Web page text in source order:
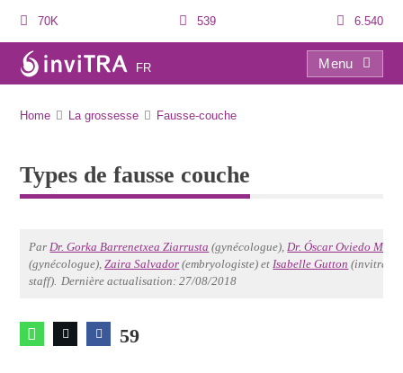
70K 539 6.540
FR
Menu
Home La grossesse Fausse-couche
Types de fausse couche
ParDr. Gorka Barrenetxea Ziarrusta (gynécologue),Dr. Óscar Oviedo
(gynécologue),Zaira Salvador (embryologiste) etIsabelle Gutton (invitra
staff). Dernière actualisation: 27/08/2018
59